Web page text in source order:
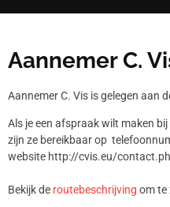
Aannemer C.
Aannemer C. Vis is gelegen aan
Als je een afspraak wilt maken
zijn ze bereikbaar op
website http://cvis.eu/
Bekijk de routebeschrijving om te